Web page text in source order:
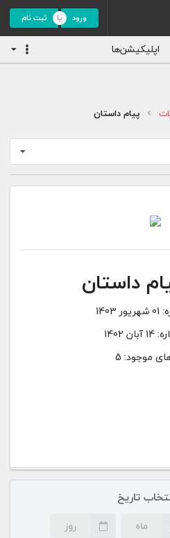
ورود ثبت نام
اپلیکیشن‌ها
پیام داستان
داستان
01 شهریور 1403
14 آبان 1402
موجود: 5
تاریخ
ماه روز